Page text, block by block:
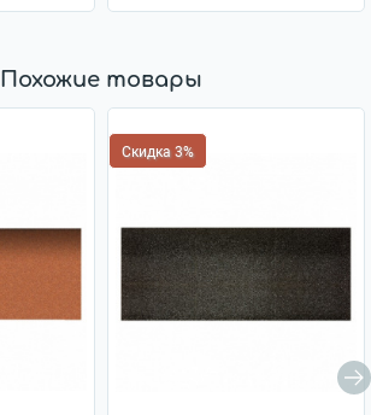
Похожие товары
Скидка 3%